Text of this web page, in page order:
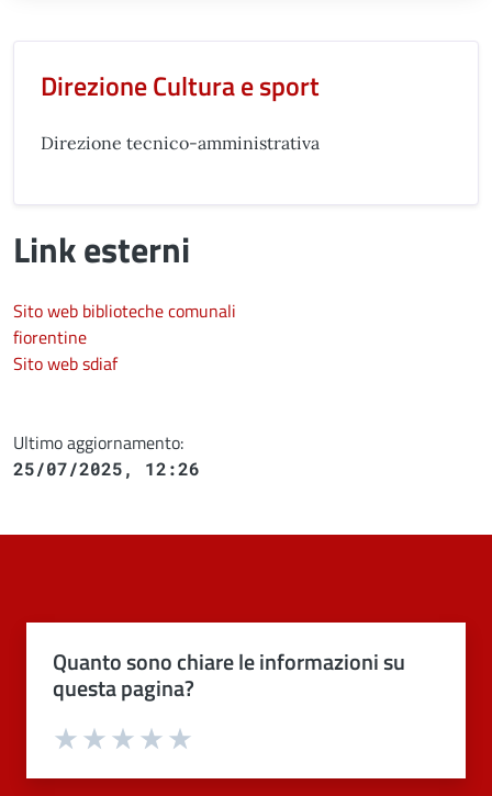
Direzione Cultura e sport
Direzione tecnico-amministrativa
Link esterni
Sito web biblioteche comunali
fiorentine
Sito web sdiaf
Ultimo aggiornamento:
25/07/2025, 12:26
Quanto sono chiare le informazioni su
questa pagina?
Valuta 4 stelle su 5
Valuta 3 stelle su 5
Valuta 2 stelle su 5
Valuta 1 stelle su 5